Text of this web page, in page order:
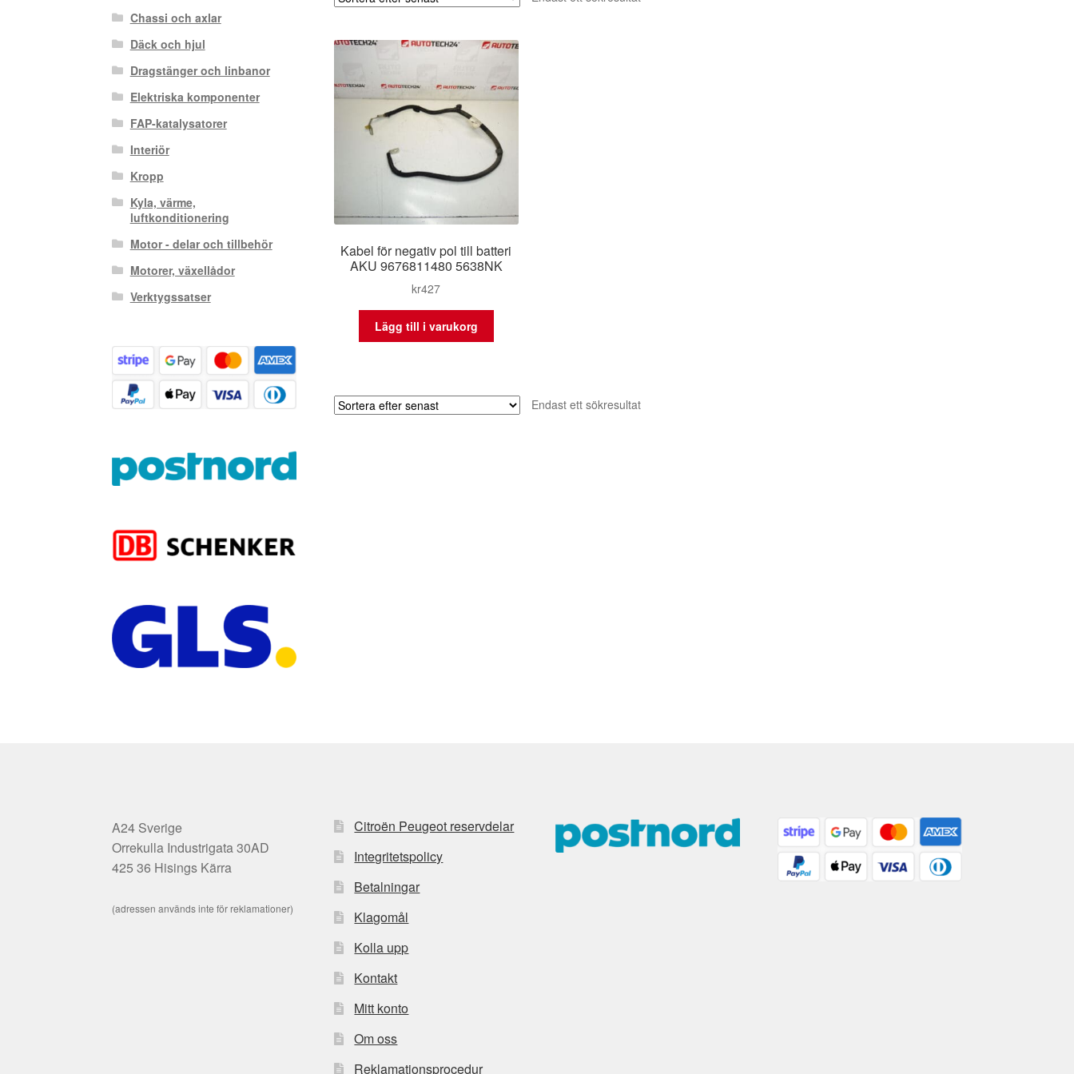
Kabel för negativ pol till batteri
AKU 9676811480 5638NK
kr427
Lägg till i varukorg
Endast ett sökresultat
Chassi och axlar
Däck och hjul
Dragstänger och linbanor
Elektriska komponenter
FAP-katalysatorer
Interiör
Kropp
Kyla, värme,
luftkonditionering
Motor - delar och tillbehör
Motorer, växellådor
Verktygssatser
A24 Sverige
Orrekulla Industrigata 30AD
425 36 Hisings Kärra
(adressen används inte för reklamationer)
Citroën Peugeot reservdelar
Integritetspolicy
Betalningar
Klagomål
Kolla upp
Kontakt
Mitt konto
Om oss
Reklamationsprocedur